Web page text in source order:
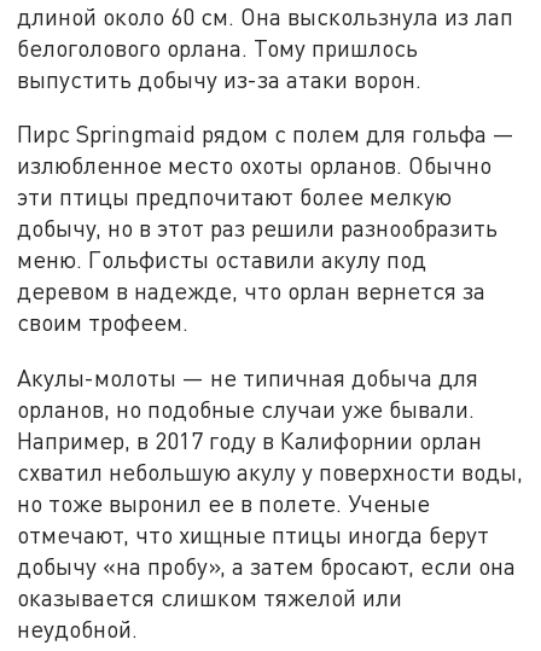
длиной около 60 см. Она выскользнула из лап
белоголового орлана. Тому пришлось
выпустить добычу из-за атаки ворон.
Пирс Springmaid рядом с полем для гольфа —
излюбленное место охоты орланов. Обычно
эти птицы предпочитают более мелкую
добычу, но в этот раз решили разнообразить
меню. Гольфисты оставили акулу под
деревом в надежде, что орлан вернется за
своим трофеем.
Акулы-молоты — не типичная добыча для
орланов, но подобные случаи уже бывали.
Например, в 2017 году в Калифорнии орлан
схватил небольшую акулу у поверхности воды,
но тоже выронил ее в полете. Ученые
отмечают, что хищные птицы иногда берут
добычу «на пробу», а затем бросают, если она
оказывается слишком тяжелой или
неудобной.